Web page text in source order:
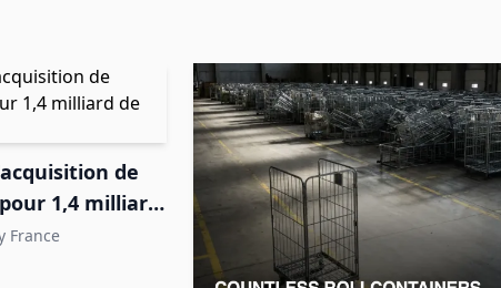
de
1,4 milliard
France